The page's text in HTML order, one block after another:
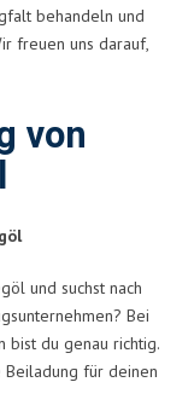
behandeln und
freuen uns darauf,
von
und suchst nach
Bei
bist du genau richtig.
für deinen